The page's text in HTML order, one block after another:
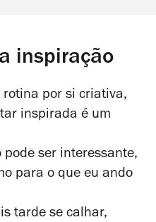
inspiração
por si criativa,
inspirada é um
pode ser interessante,
para o que eu ando
tarde se calhar,